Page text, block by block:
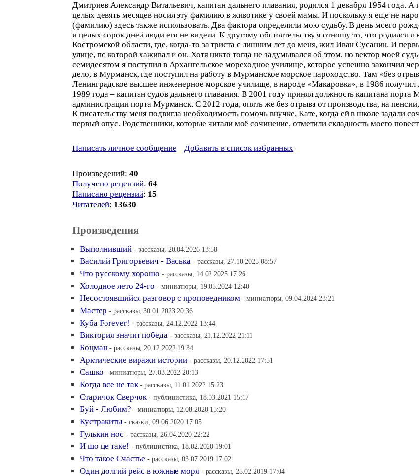
Дмитриев Александр Витальевич, капитан дальнего плавания, родился 1 декабря 1954 года.
целых девять месяцев носил эту фамилию в животике у своей мамы. И поскольку я еще не
(фамилию) здесь также использовать. Два фактора определили мою судьбу. В день моего
и целых сорок дней люди его не видели. К другому обстоятельству я отношу то, что родился я
Костромской области, где, когда-то за триста с лишним лет до меня, жил Иван Сусанин. И
улице, по которой хаживал и он. Хотя никто тогда не задумывался об этом, но вектор моей
семидесятом я поступил в Архангельское мореходное училище, которое успешно закончил
дело, в Мурманск, где поступил на работу в Мурманское морское пароходство. Там «без
Ленинградское высшее инженерное морское училище, в народе «Макаровка», в 1986 получил
1989 года – капитан судов дальнего плавания. В 2001 году принял должность капитана
администрации порта Мурманск. С 2012 года, опять же без отрыва от производства, на
К писательству меня подвигла необходимость помочь внучке, Кате, когда ей в школе задали
первый опус. Родственники, которые читали моё сочинение, отметили складность моего
Написать личное сообщение Добавить в список избранных
Произведений: 40
Получено рецензий: 64
Написано рецензий: 15
Читателей: 13630
Произведения
Выполнивший - рассказы, 20.04.2026 13:58
Василий Григорьевич - Васька - рассказы, 27.10.2025 08:57
Что русскому хорошо - рассказы, 14.02.2025 17:26
Холодное лето 24-го - миниатюры, 19.05.2024 12:40
Несостоявшийся разговор с проповедником - миниатюры, 09.04.2024 23:21
Мастер - рассказы, 30.01.2023 20:36
Куба Forever! - рассказы, 24.12.2022 13:44
Виктория значит победа - рассказы, 21.12.2022 21:11
Боцман - рассказы, 20.12.2022 19:34
Арктические виражи истории - рассказы, 20.12.2022 17:51
Сашко - миниатюры, 27.03.2022 20:13
Когда все не так - рассказы, 11.01.2022 15:23
Старичок Сверчок - публицистика, 18.03.2021 15:17
Буй - Любим? - миниатюры, 12.08.2020 15:20
Кустракиты - сказки, 09.06.2020 17:05
Гулькин нос - рассказы, 26.04.2020 22:22
И шо це таке! - публицистика, 18.02.2020 19:01
Что такое Счастье - рассказы, 03.07.2019 17:02
Один долгий рейс в южные моря - рассказы, 25.02.2019 17:04